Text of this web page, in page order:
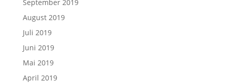
September 2019
August 2019
Juli 2019
Juni 2019
Mai 2019
April 2019